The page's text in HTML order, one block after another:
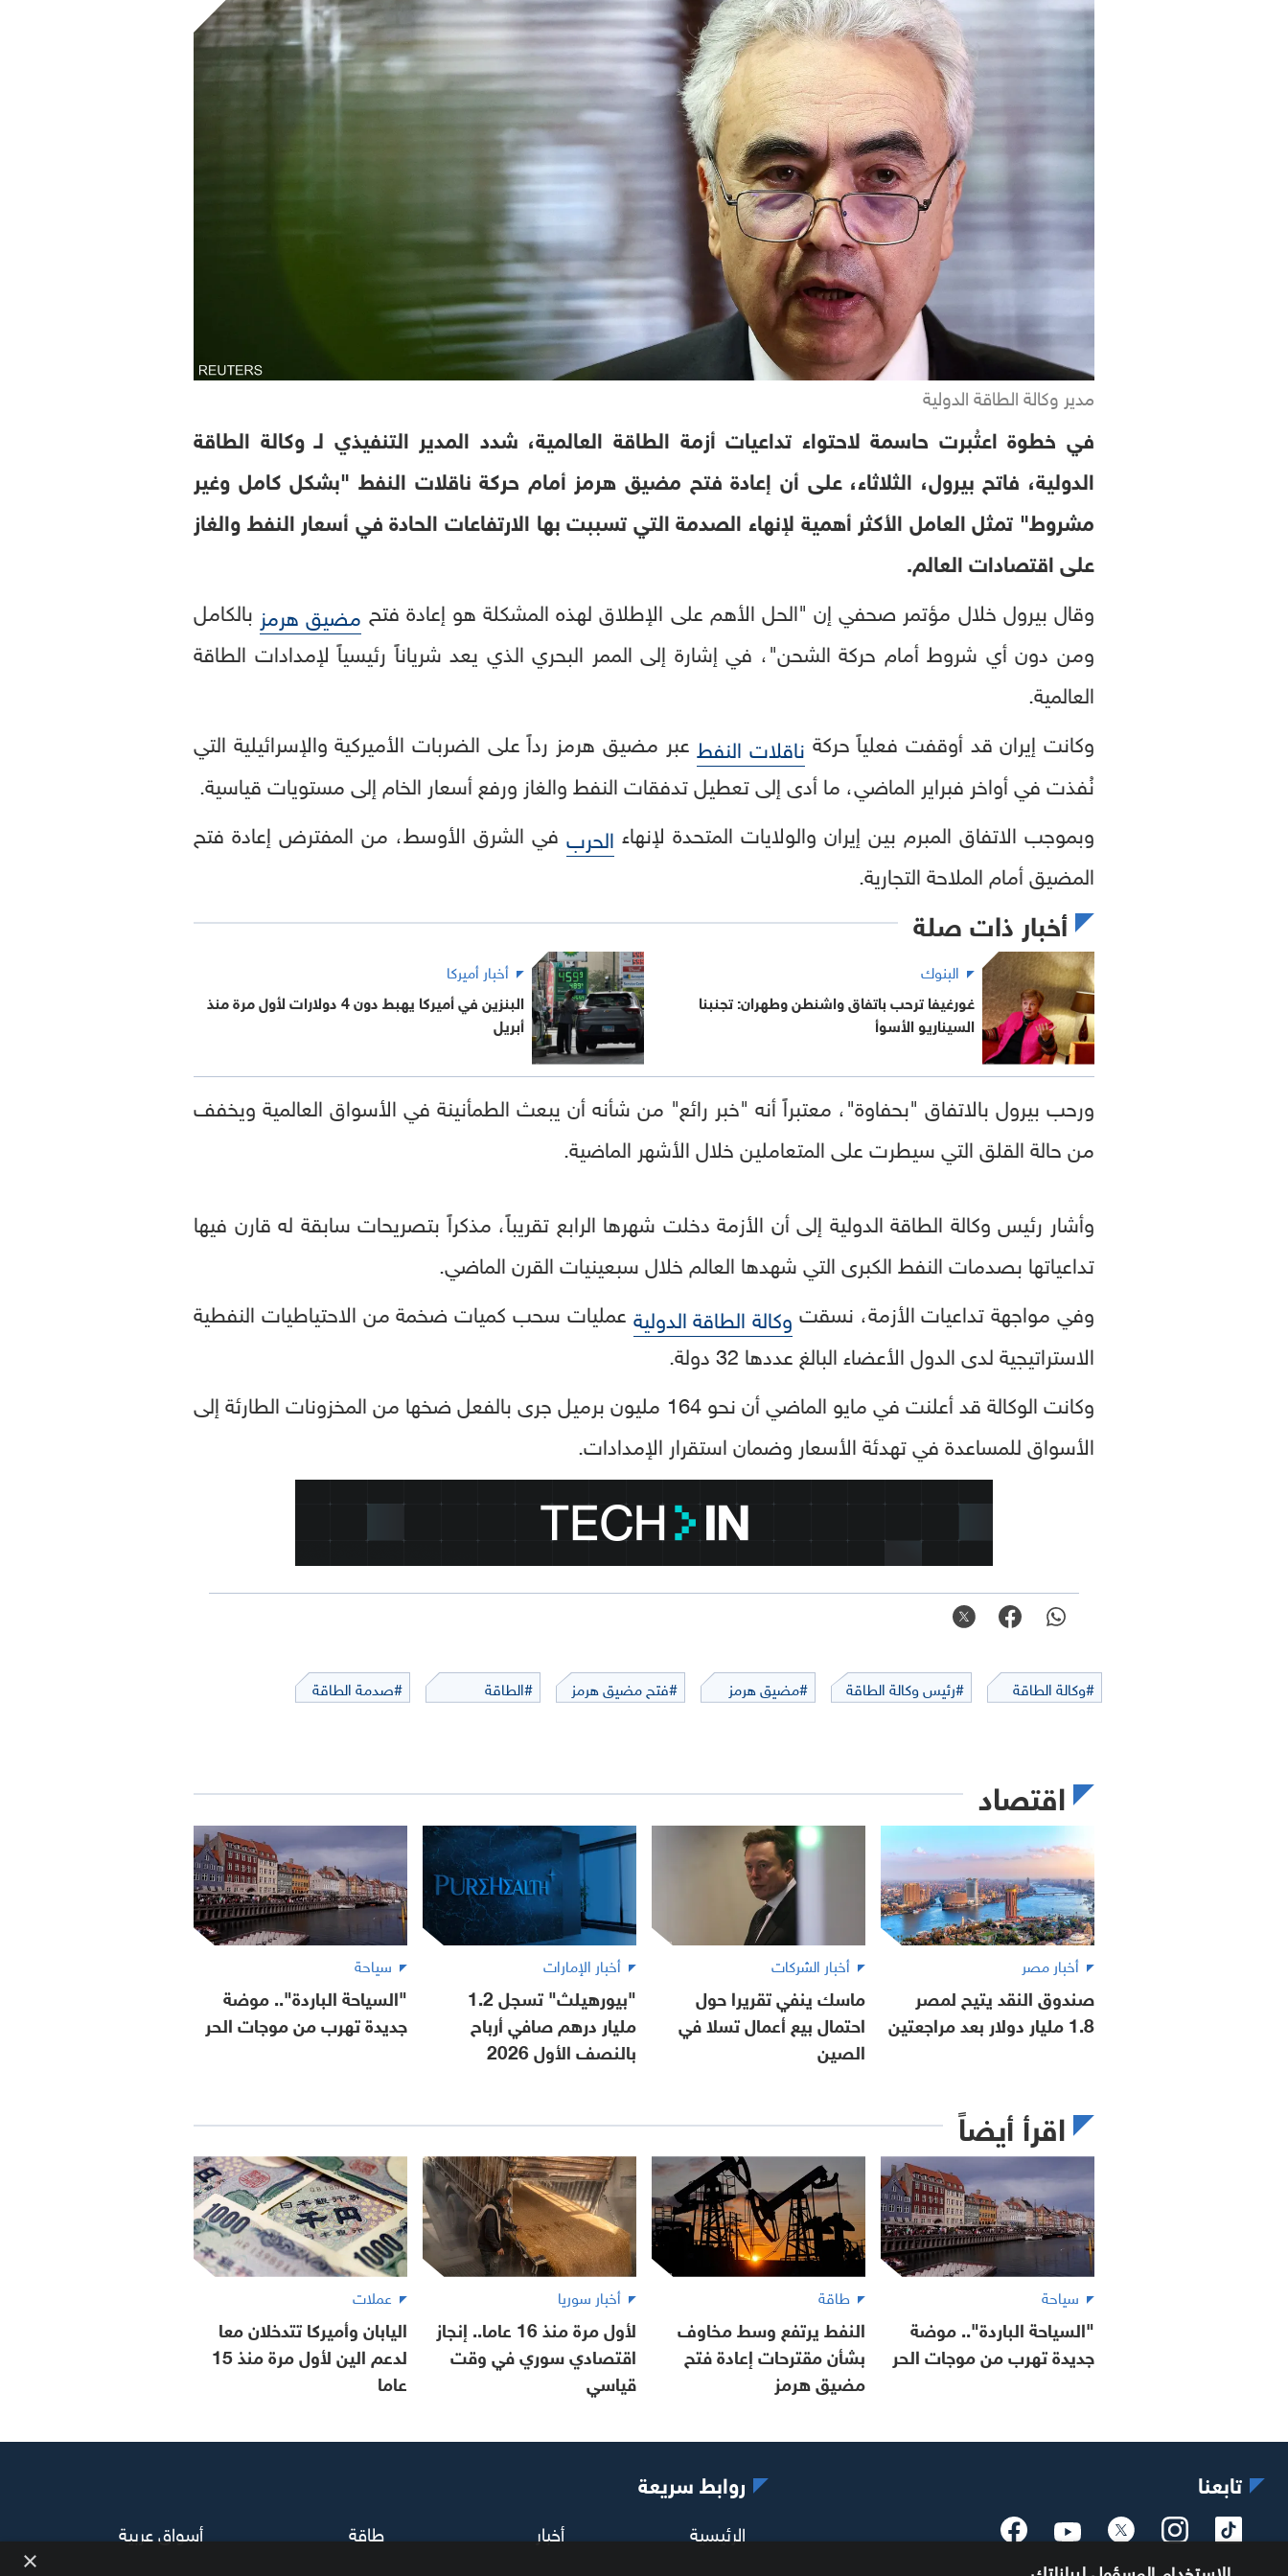
مدير وكالة الطاقة الدولية
في خطوة اعتُبرت حاسمة لاحتواء تداعيات أزمة الطاقة العالمية، شدد المدير التنفيذي لـ وكالة الطاقة
الدولية، فاتح بيرول، الثلاثاء، على أن إعادة فتح مضيق هرمز أمام حركة ناقلات النفط "بشكل كامل وغير
مشروط" تمثل العامل الأكثر أهمية لإنهاء الصدمة التي تسببت بها الارتفاعات الحادة في أسعار النفط والغاز
على اقتصادات العالم.
وقال بيرول خلال مؤتمر صحفي إن "الحل الأهم على الإطلاق لهذه المشكلة هو إعادة فتح مضيق هرمز بالكامل
ومن دون أي شروط أمام حركة الشحن"، في إشارة إلى الممر البحري الذي يعد شرياناً رئيسياً لإمدادات الطاقة
العالمية.
وكانت إيران قد أوقفت فعلياً حركة ناقلات النفط عبر مضيق هرمز رداً على الضربات الأميركية والإسرائيلية التي
نُفذت في أواخر فبراير الماضي، ما أدى إلى تعطيل تدفقات النفط والغاز ورفع أسعار الخام إلى مستويات قياسية.
وبموجب الاتفاق المبرم بين إيران والولايات المتحدة لإنهاء الحرب في الشرق الأوسط، من المفترض إعادة فتح
المضيق أمام الملاحة التجارية.
أخبار ذات صلة
البنوك
غورغيفا ترحب باتفاق واشنطن وطهران: تجنبنا
السيناريو الأسوأ
أخبار أميركا
البنزين في أميركا يهبط دون 4 دولارات لأول مرة منذ
أبريل
ورحب بيرول بالاتفاق "بحفاوة"، معتبراً أنه "خبر رائع" من شأنه أن يبعث الطمأنينة في الأسواق العالمية ويخفف
من حالة القلق التي سيطرت على المتعاملين خلال الأشهر الماضية.
وأشار رئيس وكالة الطاقة الدولية إلى أن الأزمة دخلت شهرها الرابع تقريباً، مذكراً بتصريحات سابقة له قارن فيها
تداعياتها بصدمات النفط الكبرى التي شهدها العالم خلال سبعينيات القرن الماضي.
وفي مواجهة تداعيات الأزمة، نسقت وكالة الطاقة الدولية عمليات سحب كميات ضخمة من الاحتياطيات النفطية
الاستراتيجية لدى الدول الأعضاء البالغ عددها 32 دولة.
وكانت الوكالة قد أعلنت في مايو الماضي أن نحو 164 مليون برميل جرى بالفعل ضخها من المخزونات الطارئة إلى
الأسواق للمساعدة في تهدئة الأسعار وضمان استقرار الإمدادات.
#وكالة الطاقة #رئيس وكالة الطاقة #مضيق هرمز #فتح مضيق هرمز #الطاقة #صدمة الطاقة
اقتصاد
أخبار مصر
صندوق النقد يتيح لمصر
1.8 مليار دولار بعد مراجعتين
أخبار الشركات
ماسك ينفي تقريرا حول
احتمال بيع أعمال تسلا في
الصين
أخبار الإمارات
"بيورهيلث" تسجل 1.2
مليار درهم صافي أرباح
بالنصف الأول 2026
سياحة
"السياحة الباردة".. موضة
جديدة تهرب من موجات الحر
اقرأ أيضاً
سياحة
"السياحة الباردة".. موضة
جديدة تهرب من موجات الحر
طاقة
النفط يرتفع وسط مخاوف
بشأن مقترحات إعادة فتح
مضيق هرمز
أخبار سوريا
لأول مرة منذ 16 عاما.. إنجاز
اقتصادي سوري في وقت
قياسي
عملات
اليابان وأميركا تتدخلان معا
لدعم الين لأول مرة منذ 15
عاما
تابعنا روابط سريعة
الرئيسية أخبار طاقة
أسواق عربية
×